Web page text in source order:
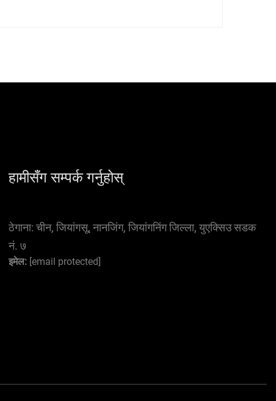
हामीसँग सम्पर्क गर्नुहोस्
ठेगाना: चीन, जियांगसू, नानजिंग, जियांगनिंग जिल्ला, युएक्सिउ सडक
नं. ७
इमेल: [email protected]